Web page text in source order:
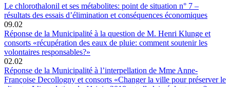
Le chlorothalonil et ses métabolites: point de situation n° 7 –
résultats des essais d’élimination et conséquences économiques
09.02
Réponse de la Municipalité à la question de M. Henri Klunge et
consorts «récupération des eaux de pluie: comment soutenir les
volontaires responsables?»
02.02
Réponse de la Municipalité à l’interpellation de Mme Anne-
Françoise Decollogny et consorts «Changer la ville pour préserver le